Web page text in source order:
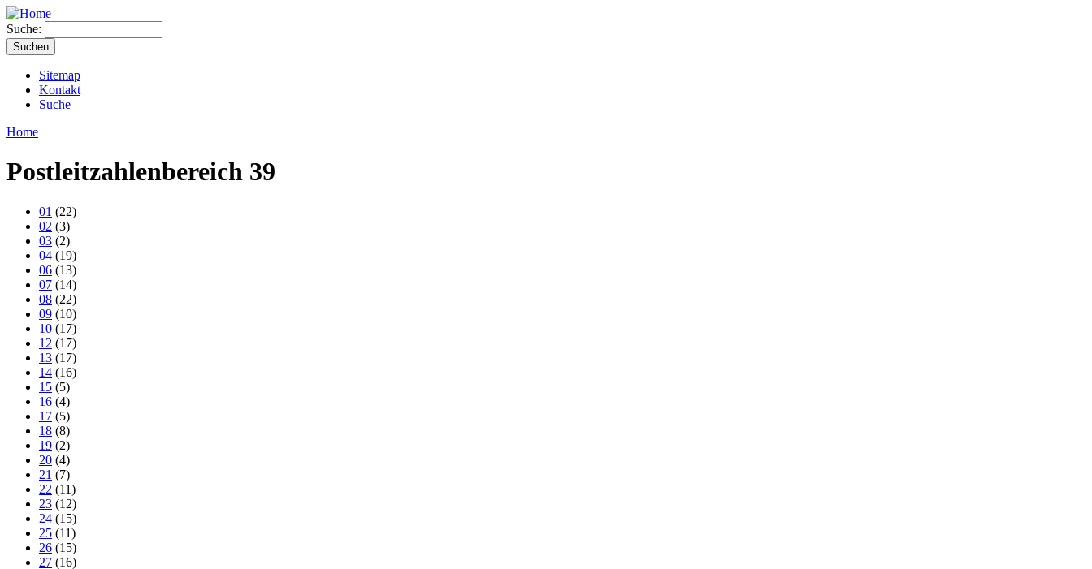
Suche:
Sitemap
Kontakt
Suche
Home
Postleitzahlenbereich 39
01 (22)
02 (3)
03 (2)
04 (19)
06 (13)
07 (14)
08 (22)
09 (10)
10 (17)
12 (17)
13 (17)
14 (16)
15 (5)
16 (4)
17 (5)
18 (8)
19 (2)
20 (4)
21 (7)
22 (11)
23 (12)
24 (15)
25 (11)
26 (15)
27 (16)